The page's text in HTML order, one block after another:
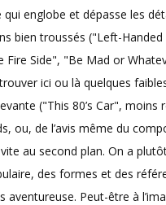
englobe et dépasse les
bien troussés ("Left-
Fire Side", "Be Mad or
ici ou là quelques
("This 80’s Car",
ou, de l’avis même du
au second plan. On a
des formes et des
aventureuse. Peut-être à